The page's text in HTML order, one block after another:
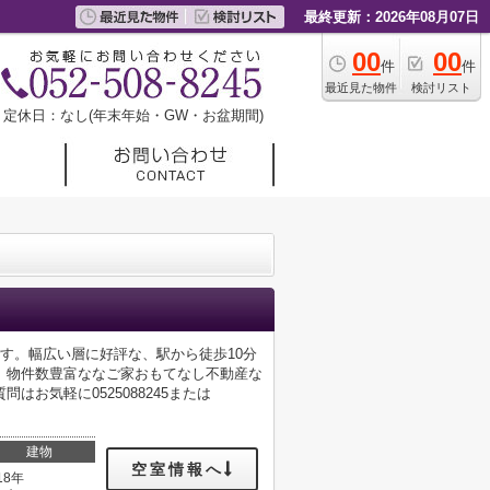
最終更新：2026年08月07日
00件
最近見た物件
00件
検討リスト
定休日：なし(年末年始・GW・お盆期間)
。幅広い層に好評な、駅から徒歩10分
件数豊富ななご家おもてなし不動産な
はお気軽に0525088245または
建物
年
空室情報へ